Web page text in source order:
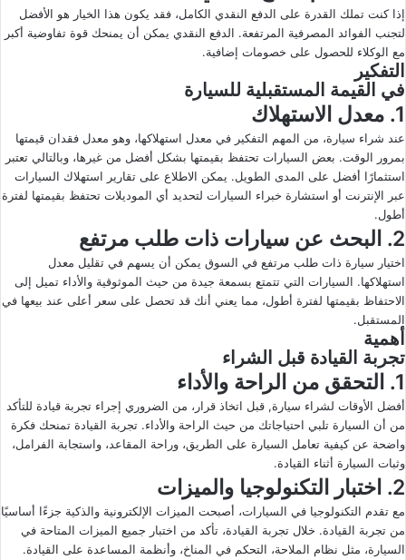
إذا كنت تملك القدرة على الدفع النقدي الكامل، فقد يكون هذا الخيار هو الأفضل
لتجنب الفوائد المصرفية المرتفعة. الدفع النقدي يمكن أن يمنحك قوة تفاوضية أكبر
مع الوكلاء للحصول على خصومات إضافية.
التفكير
في القيمة المستقبلية للسيارة
1. معدل الاستهلاك
عند شراء سيارة، من المهم التفكير في معدل استهلاكها، وهو معدل فقدان قيمتها
بمرور الوقت. بعض السيارات تحتفظ بقيمتها بشكل أفضل من غيرها، وبالتالي تعتبر
استثمارًا أفضل على المدى الطويل. يمكن الاطلاع على تقارير استهلاك السيارات
عبر الإنترنت أو استشارة خبراء السيارات لتحديد أي الموديلات تحتفظ بقيمتها لفترة
أطول.
2. البحث عن سيارات ذات طلب مرتفع
اختيار سيارة ذات طلب مرتفع في السوق يمكن أن يسهم في تقليل معدل
استهلاكها. السيارات التي تتمتع بسمعة جيدة من حيث الموثوقية والأداء تميل إلى
الاحتفاظ بقيمتها لفترة أطول، مما يعني أنك قد تحصل على سعر أعلى عند بيعها في
المستقبل.
أهمية
تجربة القيادة قبل الشراء
1. التحقق من الراحة والأداء
أفضل الأوقات لشراء سيارة, قبل اتخاذ قرار، من الضروري إجراء تجربة قيادة للتأكد
من أن السيارة تلبي احتياجاتك من حيث الراحة والأداء. تجربة القيادة تمنحك فكرة
واضحة عن كيفية تعامل السيارة على الطريق، وراحة المقاعد، واستجابة الفرامل،
وثبات السيارة أثناء القيادة.
2. اختبار التكنولوجيا والميزات
مع تقدم التكنولوجيا في السيارات، أصبحت الميزات الإلكترونية والذكية جزءًا أساسيًا
من تجربة القيادة. خلال تجربة القيادة، تأكد من اختبار جميع الميزات المتاحة في
السيارة، مثل نظام الملاحة، التحكم في المناخ، وأنظمة المساعدة على القيادة.